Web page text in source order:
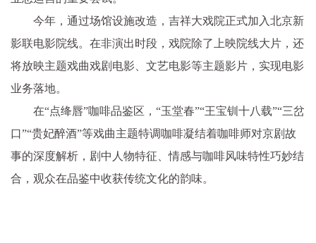
今年，通过场馆设施改造，吉祥大戏院正式加入北京新
影联电影院线。在非演出时段，戏院除了上映院线大片，还
将放映主题戏曲戏剧电影、文艺电影等主题影片，实现电影
业务落地。
在“点绛唇”咖啡品鉴区，“玉堂春”“王宝钏十八载”“三岔
口”“贵妃醉酒”等戏曲主题特调咖啡凝结着咖啡师对京剧故
事的深度解析，剧中人物特征、情感与咖啡风味特性巧妙结
合，观众在品鉴中收获传统文化的韵味。